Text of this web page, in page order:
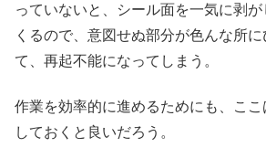
っていないと、シール面を一気に剥
くるので、意図せぬ部分が色んな所
て、再起不能になってしまう。
作業を効率的に進めるためにも、こ
しておくと良いだろう。